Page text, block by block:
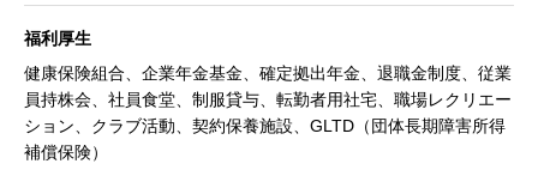
福利厚生
健康保険組合、企業年金基金、確定拠出年金、退職金制度、従業
員持株会、社員食堂、制服貸与、転勤者用社宅、職場レクリエー
ション、クラブ活動、契約保養施設、GLTD（団体長期障害所得
補償保険）